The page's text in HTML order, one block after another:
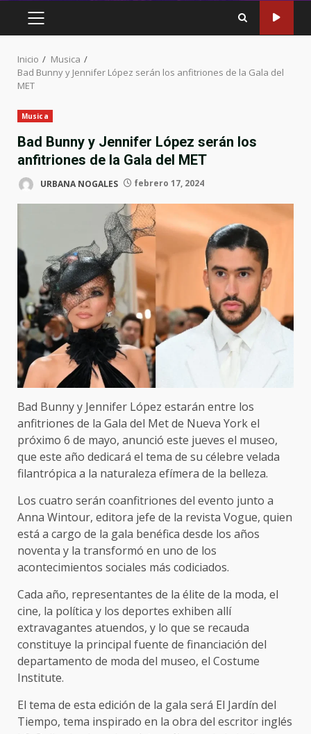
MENÚ
PRINCIPAL
Inicio
Musica
Bad Bunny y Jennifer López serán los anfitriones de la Gala del
MET
Musica
Bad Bunny y Jennifer López serán los
anfitriones de la Gala del MET
URBANA NOGALES febrero 17, 2024
Bad Bunny y Jennifer López estarán entre los
anfitriones de la Gala del Met de Nueva York el
próximo 6 de mayo, anunció este jueves el museo,
que este año dedicará el tema de su célebre velada
filantrópica a la naturaleza efímera de la belleza.
Los cuatro serán coanfitriones del evento junto a
Anna Wintour, editora jefe de la revista Vogue, quien
está a cargo de la gala benéfica desde los años
noventa y la transformó en uno de los
acontecimientos sociales más codiciados.
Cada año, representantes de la élite de la moda, el
cine, la política y los deportes exhiben allí
extravagantes atuendos, y lo que se recauda
constituye la principal fuente de financiación del
departamento de moda del museo, el Costume
Institute.
El tema de esta edición de la gala será El Jardín del
Tiempo, tema inspirado en la obra del escritor inglés